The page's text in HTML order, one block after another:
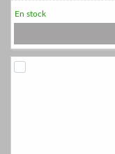
En stock